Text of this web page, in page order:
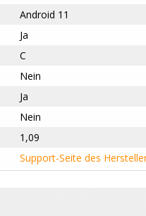
Android 11
Ja
C
Nein
Ja
Nein
1,09
Support-Seite des